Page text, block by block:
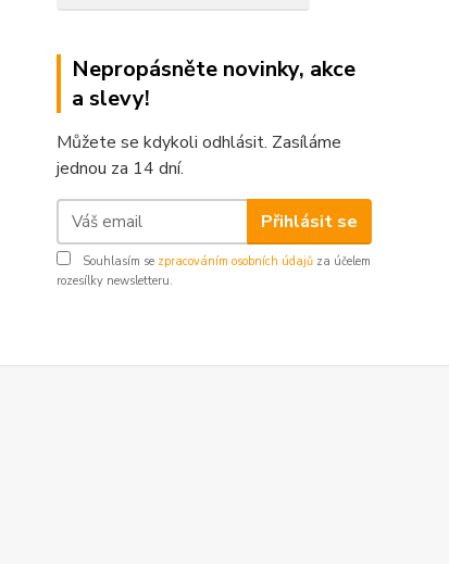
Nepropásněte novinky, akce
a slevy!
Můžete se kdykoli odhlásit. Zasíláme
jednou za 14 dní.
Přihlásit se
Souhlasím se zpracováním osobních údajů za účelem
rozesílky newsletteru.